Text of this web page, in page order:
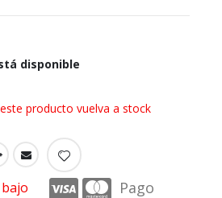
disponible
producto vuelva a stock
Pago